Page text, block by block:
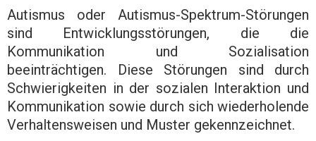
Autismus oder Autismus-Spektrum-Störungen
sind Entwicklungsstörungen, die die
Kommunikation und Sozialisation
beeinträchtigen. Diese Störungen sind durch
Schwierigkeiten in der sozialen Interaktion und
Kommunikation sowie durch sich wiederholende
Verhaltensweisen und Muster gekennzeichnet.